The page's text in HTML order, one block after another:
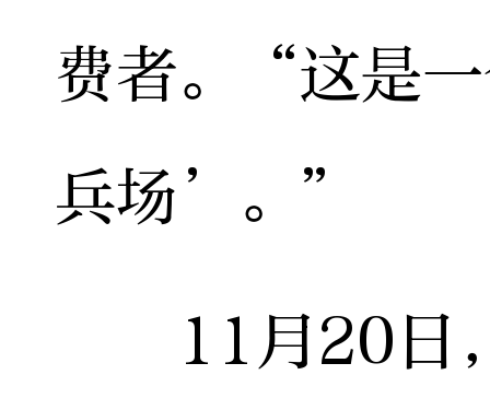
费者。“这是
兵场’。”
11月20日，